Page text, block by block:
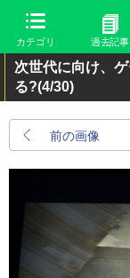
カテゴリ 過去記事
次世代に向け、
る?(4/30)
前の画像